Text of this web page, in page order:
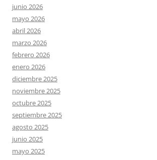
junio 2026
mayo 2026
abril 2026
marzo 2026
febrero 2026
enero 2026
diciembre 2025
noviembre 2025
octubre 2025
septiembre 2025
agosto 2025
junio 2025
mayo 2025